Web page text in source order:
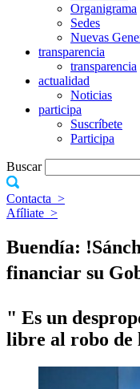
Organigrama
Sedes
Nuevas
transparencia
transparencia
actualidad
Noticias
participa
Suscríbete
Participa
Buscar
Contacta >
Afíliate >
Buendí­a:
financiar su
" Es un
libre al robo de